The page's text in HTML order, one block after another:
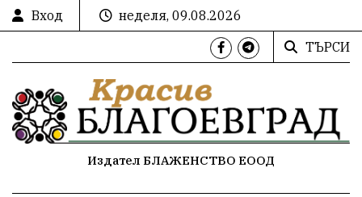
Вход
неделя, 09.08.2026
ТЪРСИ
Издател БЛАЖЕНСТВО ЕООД